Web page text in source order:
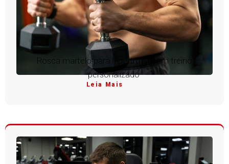
Rosca martelo para hipertrofia com treino
personalizado
Leia Mais